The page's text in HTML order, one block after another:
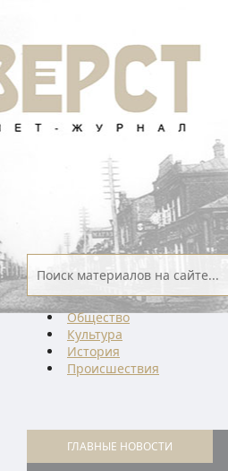
Общество
Культура
История
Проиcшествия
ГЛАВНЫЕ НОВОСТИ